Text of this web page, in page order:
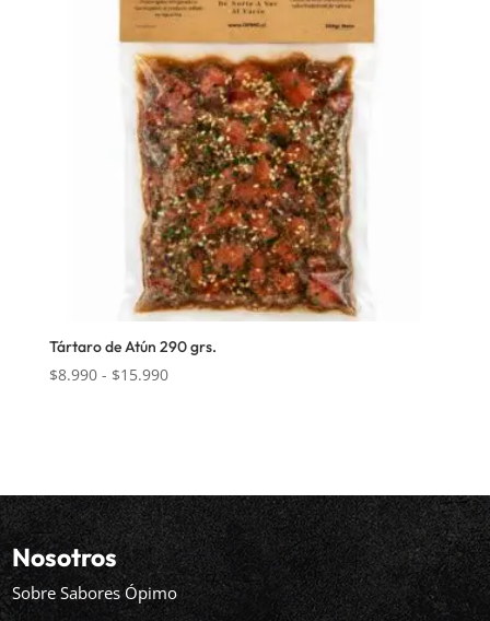
Tártaro de Atún 290 grs.
$8.990 - $15.990Rango
hasta
$15.990
Nosotros
Sobre Sabores Ópimo